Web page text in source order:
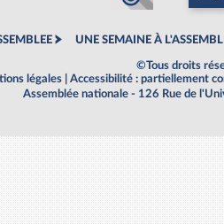
UNE SEMAINE À
©Tous droits
légales
Accessibilité : partiellement
Assemblée nationale - 126 Rue de